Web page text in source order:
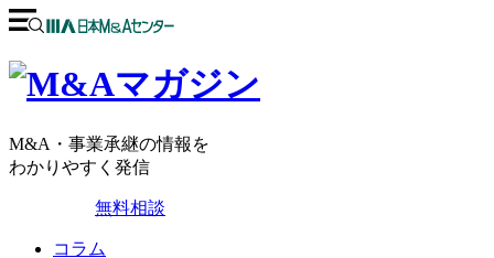
M&A・事業承継の情報を
わかりやすく発信
無料相談
コラム